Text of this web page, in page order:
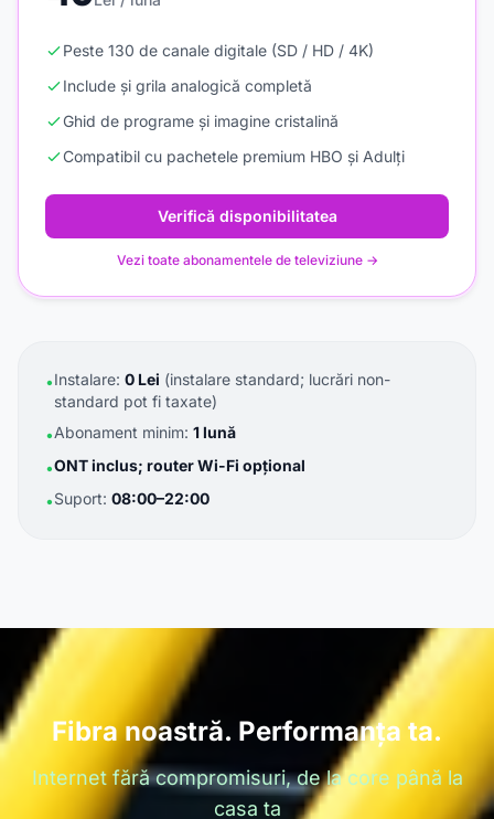
Peste 130 de canale digitale (SD / HD / 4K)
Include și grila analogică completă
Ghid de programe și imagine cristalină
Compatibil cu pachetele premium HBO și Adulți
Verifică disponibilitatea
Vezi toate abonamentele de televiziune →
•Instalare: 0 Lei (instalare standard; lucrări non-
standard pot fi taxate)
•Abonament minim: 1 lună
•ONT inclus; router Wi-Fi opțional
•Suport: 08:00–22:00
Fibra noastră. Performanța ta.
Internet fără compromisuri, de la core până la
casa ta